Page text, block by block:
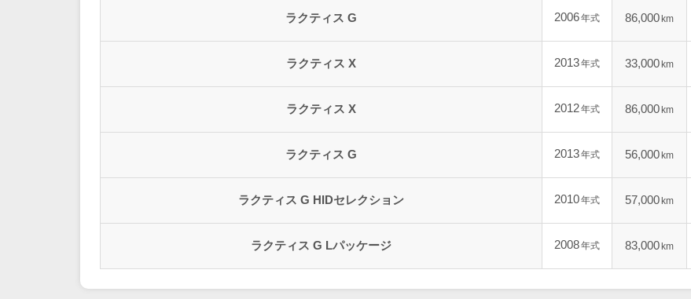
ラクティス G 2006年式 86,000 km
ラクティス X 2013年式 33,000 km
ラクティス X 2012年式 86,000 km
ラクティス G 2013年式 56,000 km
ラクティス G HIDセレクション 2010年式 57,000 km
ラクティス G Lパッケージ 2008年式 83,000 km